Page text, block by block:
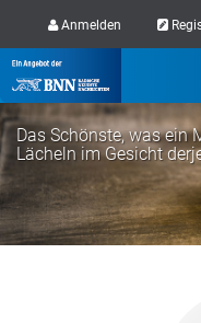
Anmelden
Das Schönste, was ein
Lächeln im Gesicht